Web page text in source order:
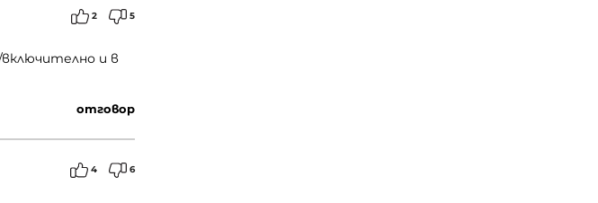
2 5
и в
отговор
4 6